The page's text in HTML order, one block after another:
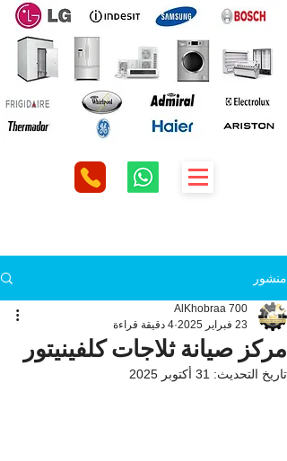
منشور
مركز صيانة ثلاجات كلفينيتور
AlKhobraa 700
23 فبراير 2025
4 دقيقة قراءة
تاريخ التحديث: 31 أكتوبر 2025